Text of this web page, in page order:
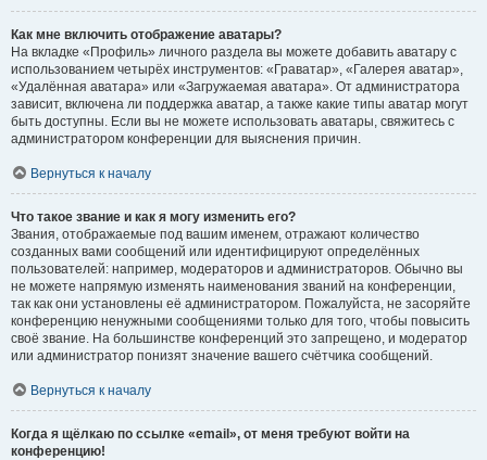
Как мне включить отображение аватары?
На вкладке «Профиль» личного раздела вы можете добавить аватару с
использованием четырёх инструментов: «Граватар», «Галерея аватар»,
«Удалённая аватара» или «Загружаемая аватара». От администратора
зависит, включена ли поддержка аватар, а также какие типы аватар могут
быть доступны. Если вы не можете использовать аватары, свяжитесь с
администратором конференции для выяснения причин.
Вернуться к началу
Что такое звание и как я могу изменить его?
Звания, отображаемые под вашим именем, отражают количество
созданных вами сообщений или идентифицируют определённых
пользователей: например, модераторов и администраторов. Обычно вы
не можете напрямую изменять наименования званий на конференции,
так как они установлены её администратором. Пожалуйста, не засоряйте
конференцию ненужными сообщениями только для того, чтобы повысить
своё звание. На большинстве конференций это запрещено, и модератор
или администратор понизят значение вашего счётчика сообщений.
Вернуться к началу
Когда я щёлкаю по ссылке «email», от меня требуют войти на
конференцию!